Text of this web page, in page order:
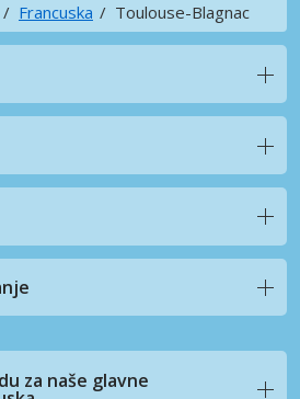
Francuska Toulouse-Blagnac
za naše glavne